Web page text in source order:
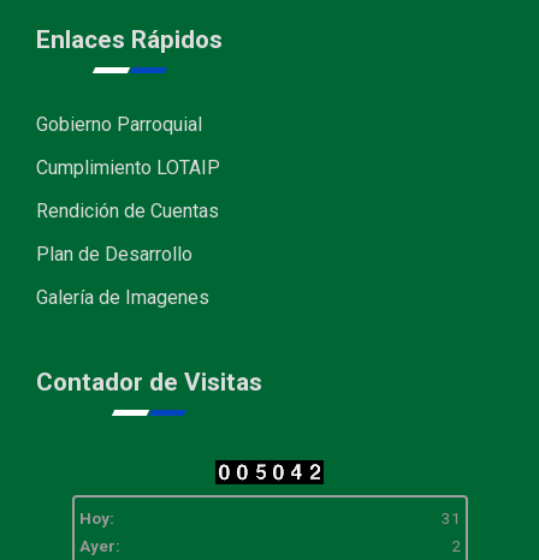
Enlaces Rápidos
Gobierno Parroquial
Cumplimiento LOTAIP
Rendición de Cuentas
Plan de Desarrollo
Galería de Imagenes
Contador de Visitas
Hoy:
31
Ayer:
2